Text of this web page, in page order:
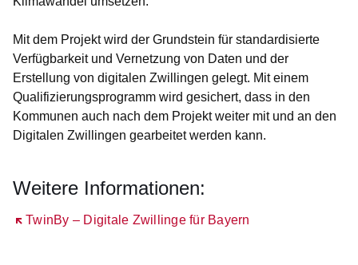
Mit dem Projekt wird der Grundstein für standardisierte
Verfügbarkeit und Vernetzung von Daten und der
Erstellung von digitalen Zwillingen gelegt. Mit einem
Qualifizierungsprogramm wird gesichert, dass in den
Kommunen auch nach dem Projekt weiter mit und an den
Digitalen Zwillingen gearbeitet werden kann.
Weitere Informationen:
TwinBy – Digitale Zwillinge für Bayern
Öffnet sich in einem neuen Fenster